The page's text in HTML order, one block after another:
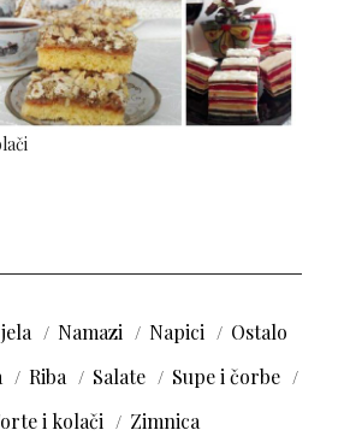
Namazi Napici
Ostalo
Riba Salate
Supe i čorbe
i kolači Zimnica